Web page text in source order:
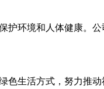
环境和人体健康。公
生活方式，努力推动